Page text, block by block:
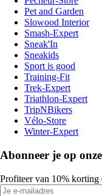
Pet and Garden
Slowood Interior
Smash-Expert
Sneak'In
Sneakids
Sport is good
Training-Fit
Trek-Expert
Triathlon-Expert
TripNBikers
Vélo-Store
Winter-Expert
Abonneer je op
Profiteer van 10% korting